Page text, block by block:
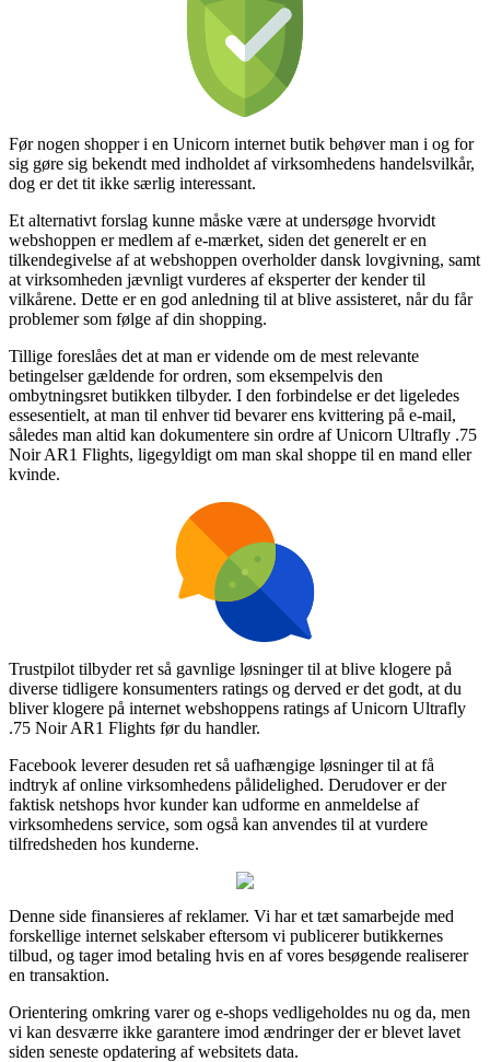
Før nogen shopper i en Unicorn internet butik behøver man i og for
sig gøre sig bekendt med indholdet af virksomhedens handelsvilkår,
dog er det tit ikke særlig interessant.
Et alternativt forslag kunne måske være at undersøge hvorvidt
webshoppen er medlem af e-mærket, siden det generelt er en
tilkendegivelse af at webshoppen overholder dansk lovgivning, samt
at virksomheden jævnligt vurderes af eksperter der kender til
vilkårene. Dette er en god anledning til at blive assisteret, når du får
problemer som følge af din shopping.
Tillige foreslåes det at man er vidende om de mest relevante
betingelser gældende for ordren, som eksempelvis den
ombytningsret butikken tilbyder. I den forbindelse er det ligeledes
essesentielt, at man til enhver tid bevarer ens kvittering på e-mail,
således man altid kan dokumentere sin ordre af Unicorn Ultrafly .75
Noir AR1 Flights, ligegyldigt om man skal shoppe til en mand eller
kvinde.
Trustpilot tilbyder ret så gavnlige løsninger til at blive klogere på
diverse tidligere konsumenters ratings og derved er det godt, at du
bliver klogere på internet webshoppens ratings af Unicorn Ultrafly
.75 Noir AR1 Flights før du handler.
Facebook leverer desuden ret så uafhængige løsninger til at få
indtryk af online virksomhedens pålidelighed. Derudover er der
faktisk netshops hvor kunder kan udforme en anmeldelse af
virksomhedens service, som også kan anvendes til at vurdere
tilfredsheden hos kunderne.
Denne side finansieres af reklamer. Vi har et tæt samarbejde med
forskellige internet selskaber eftersom vi publicerer butikkernes
tilbud, og tager imod betaling hvis en af vores besøgende realiserer
en transaktion.
Orientering omkring varer og e-shops vedligeholdes nu og da, men
vi kan desværre ikke garantere imod ændringer der er blevet lavet
siden seneste opdatering af websitets data.